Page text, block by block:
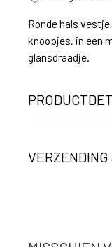
Ronde hals
knoopjes, in een
glansdraadje.
VERZENDING